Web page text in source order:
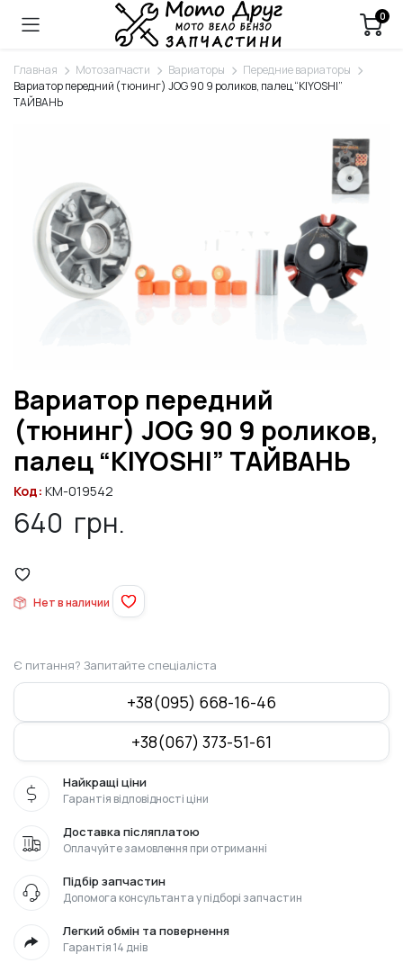
0
Главная Мотозапчасти Вариаторы
Передние вариаторы
Вариатор передний (тюнинг) JOG 90 9 роликов, палец “KIYOSHI”
ТАЙВАНЬ
Вариатор передний
(тюнинг) JOG 90 9 роликов,
палец “KIYOSHI” ТАЙВАНЬ
Код: KM-019542
640 грн.
Нет в наличии
Є питання? Запитайте спеціаліста
+38(095) 668-16-46
+38(067) 373-51-61
Найкращі ціни
Гарантія відповідності ціни
Доставка післяплатою
Оплачуйте замовлення при отриманні
Підбір запчастин
Допомога консультанта у підборі запчастин
Легкий обмін та повернення
Гарантія 14 днів